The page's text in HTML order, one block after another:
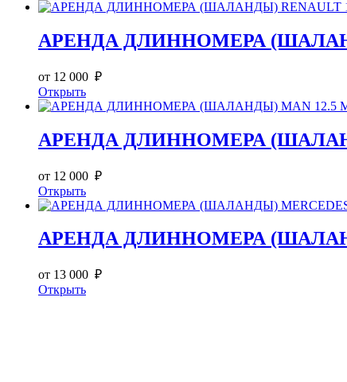
АРЕНДА ДЛИННОМЕРА
от 12 000 ₽
Открыть
АРЕНДА ДЛИННОМЕРА
от 12 000 ₽
Открыть
АРЕНДА ДЛИННОМЕРА
от 13 000 ₽
Открыть